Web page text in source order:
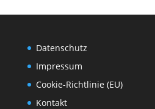
Datenschutz
Impressum
Cookie-Richtlinie (EU)
Kontakt